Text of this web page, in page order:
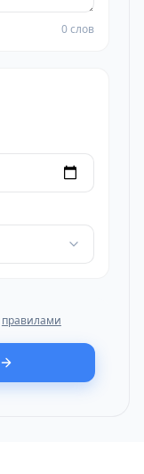
0 слов
правилами